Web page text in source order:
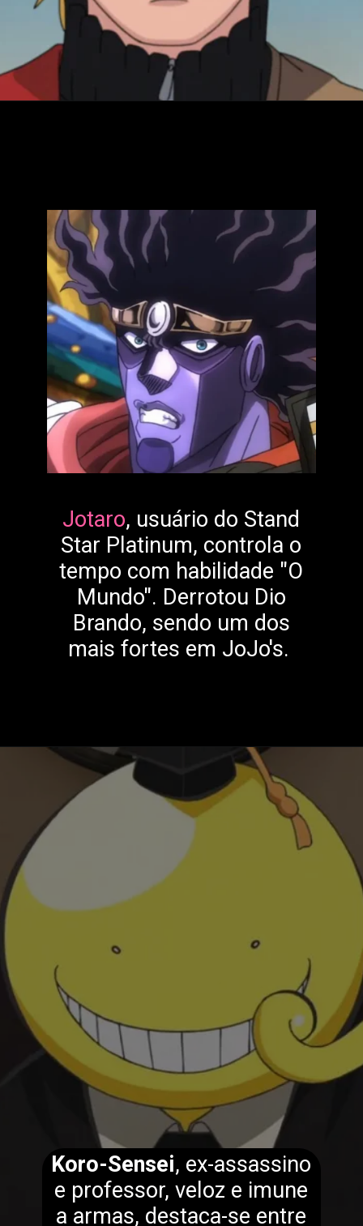
Jotaro, usuário do Stand
Star Platinum, controla o
tempo com habilidade "O
Mundo". Derrotou Dio
Brando, sendo um dos
mais fortes em JoJo's.
Koro-Sensei, ex-assassino
e professor, veloz e imune
a armas, destaca-se entre